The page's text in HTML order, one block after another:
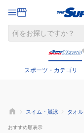
スポーツ・カテゴリ
スイム・競泳 タオル
おすすめ順表示